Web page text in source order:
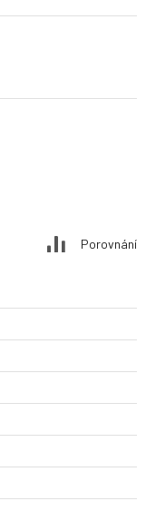
Porovnání